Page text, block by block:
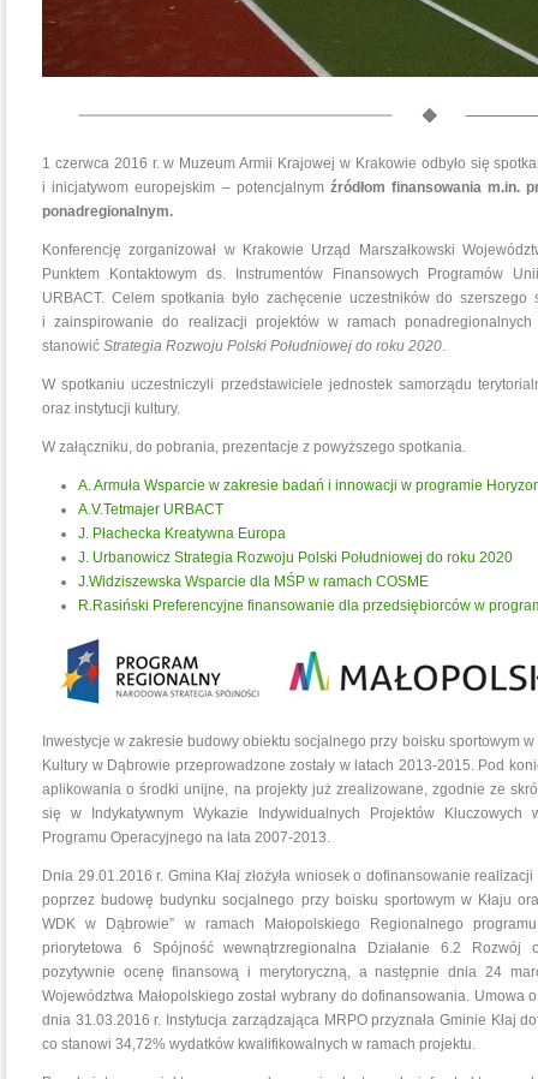
1 czerwca 2016 r. w Muzeum Armii Krajowej w Krakowie odbyło się
i inicjatywom europejskim – potencjalnym źródłom finansowania m.in.
ponadregionalnym.
Konferencję zorganizował w Krakowie Urząd Marszałkowski
Punktem Kontaktowym ds. Instrumentów Finansowych Programów
URBACT. Celem spotkania było zachęcenie uczestników do
i zainspirowanie do realizacji projektów w ramach
stanowić Strategia Rozwoju Polski Południowej do roku 2020.
W spotkaniu uczestniczyli przedstawiciele jednostek samorządu
oraz instytucji kultury.
W załączniku, do pobrania, prezentacje z powyższego spotkania.
A. Armuła Wsparcie w zakresie badań i innowacji w programie
A.V.Tetmajer URBACT
J. Płachecka Kreatywna Europa
J. Urbanowicz Strategia Rozwoju Polski Południowej do roku 2020
J.Widziszewska Wsparcie dla MŚP w ramach COSME
R.Rasiński Preferencyjne finansowanie dla przedsiębiorców w
Inwestycje w zakresie budowy obiektu socjalnego przy boisku sportowym
Kultury w Dąbrowie przeprowadzone zostały w latach 2013-2015. Pod
aplikowania o środki unijne, na projekty już zrealizowane, zgodnie ze
się w Indykatywnym Wykazie Indywidualnych Projektów Kluczowych
Programu Operacyjnego na lata 2007-2013.
Dnia 29.01.2016 r. Gmina Kłaj złożyła wniosek o dofinansowanie
poprzez budowę budynku socjalnego przy boisku sportowym w Kłaju
WDK w Dąbrowie” w ramach Małopolskiego Regionalnego
priorytetowa 6 Spójność wewnątrzregionalna Działanie 6.2 Rozwój
pozytywnie ocenę finansową i merytoryczną, a następnie dnia 24
Województwa Małopolskiego został wybrany do dofinansowania. Umowa
dnia 31.03.2016 r. Instytucja zarządzająca MRPO przyznała Gminie Kłaj
co stanowi 34,72% wydatków kwalifikowalnych w ramach projektu.